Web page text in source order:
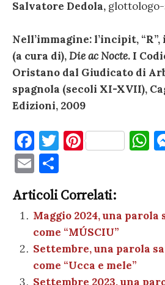
Salvatore Dedola,
Nell’immagine: l’incipit,
(a cura di),Die ac Nocte. I
Oristano dal Giudicato di
spagnola (secoli XI-XVII),
Edizioni, 2009
F
a
c
e
b
o
o
k
T
te
r
Pi
es
t A
p
E
m
ai
l
o
n
di
vi
di
Articoli Correlati:
Maggio 2024, una parola
come “MÚSCIU”
Settembre, una parola
come “Ucca e mele”
Settembre 2023, una